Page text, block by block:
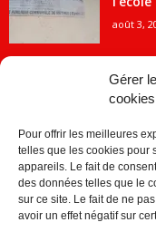
Gérer
cookies
Pour offrir les meilleures
telles que les cookies pour
appareils. Le fait de
des données telles que le
sur ce site. Le fait de ne
avoir un effet négatif sur
août 3,
ACTUALITES
Economie
Société